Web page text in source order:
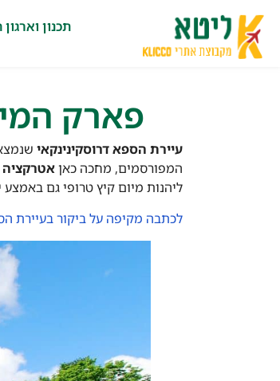
תכנון וארגון
פארק
עיירת הספא דרוסקינינקאי
המפורסמים, מחכה כאןאטרקציה
ליהנות מיום קיץ טרופי גם
לכתבה מקיפה על ביקור בעיירת